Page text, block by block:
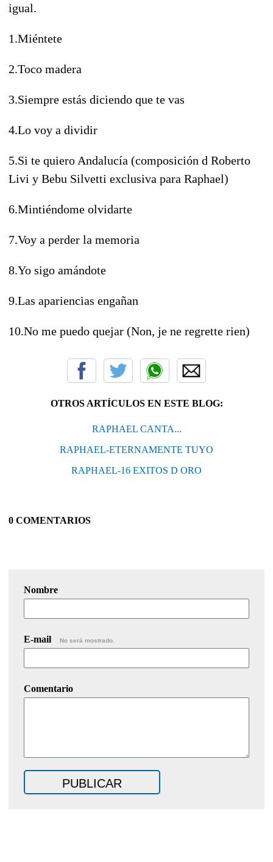
igual.
1.Miéntete
2.Toco madera
3.Siempre estás diciendo que te vas
4.Lo voy a dividir
5.Si te quiero Andalucía (composición d Roberto
Livi y Bebu Silvetti exclusiva para Raphael)
6.Mintiéndome olvidarte
7.Voy a perder la memoria
8.Yo sigo amándote
9.Las apariencias engañan
10.No me puedo quejar (Non, je ne regrette rien)
OTROS ARTÍCULOS EN ESTE BLOG:
RAPHAEL CANTA...
RAPHAEL-ETERNAMENTE TUYO
RAPHAEL-16 EXITOS D ORO
0 COMENTARIOS
Nombre
E-mail No será mostrado.
Comentario